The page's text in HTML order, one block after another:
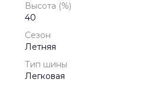
Высота (%)
40
Сезон
Летняя
Тип шины
Легковая